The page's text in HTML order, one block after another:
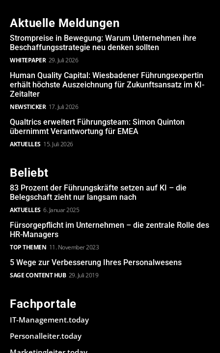
Aktuelle Meldungen
Strompreise in Bewegung: Warum Unternehmen ihre
Beschaffungsstrategie neu denken sollten
WHITEPAPER 29. Juli 2026
Human Quality Capital: Wiesbadener Führungsexpertin
erhält höchste Auszeichnung für Zukunftsansatz im KI-
Zeitalter
NEWSTICKER 17. Juli 2026
Qualtrics erweitert Führungsteam: Simon Quinton
übernimmt Verantwortung für EMEA
AKTUELLES 15. Juli 2026
Beliebt
83 Prozent der Führungskräfte setzen auf KI – die
Belegschaft zieht nur langsam nach
AKTUELLES 6. Januar 2025
Fürsorgepflicht im Unternehmen – die zentrale Rolle des
HR-Managers
TOP THEMEN 11. November 2023
5 Wege zur Verbesserung Ihres Personalwesens
SAGE CONTENT HUB 29. Juli 2019
Fachportale
IT-Management.today
Personalleiter.today